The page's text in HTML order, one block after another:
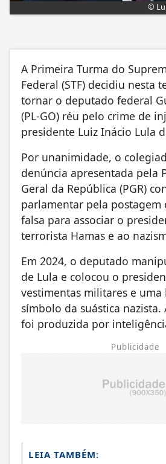
©
A Primeira Turma do
Federal (STF) decidiu nesta
tornar o deputado federal
(PL-GO) réu pelo crime de
presidente Luiz Inácio Lula
Por unanimidade, o
denúncia apresentada pela
Geral da República (PGR)
parlamentar pela postagem
falsa para associar o
terrorista Hamas e ao
Em 2024, o deputado
de Lula e colocou o
vestimentas militares e uma
símbolo da suástica nazista.
foi produzida por
Publicidade
LEIA TAMBÉM: